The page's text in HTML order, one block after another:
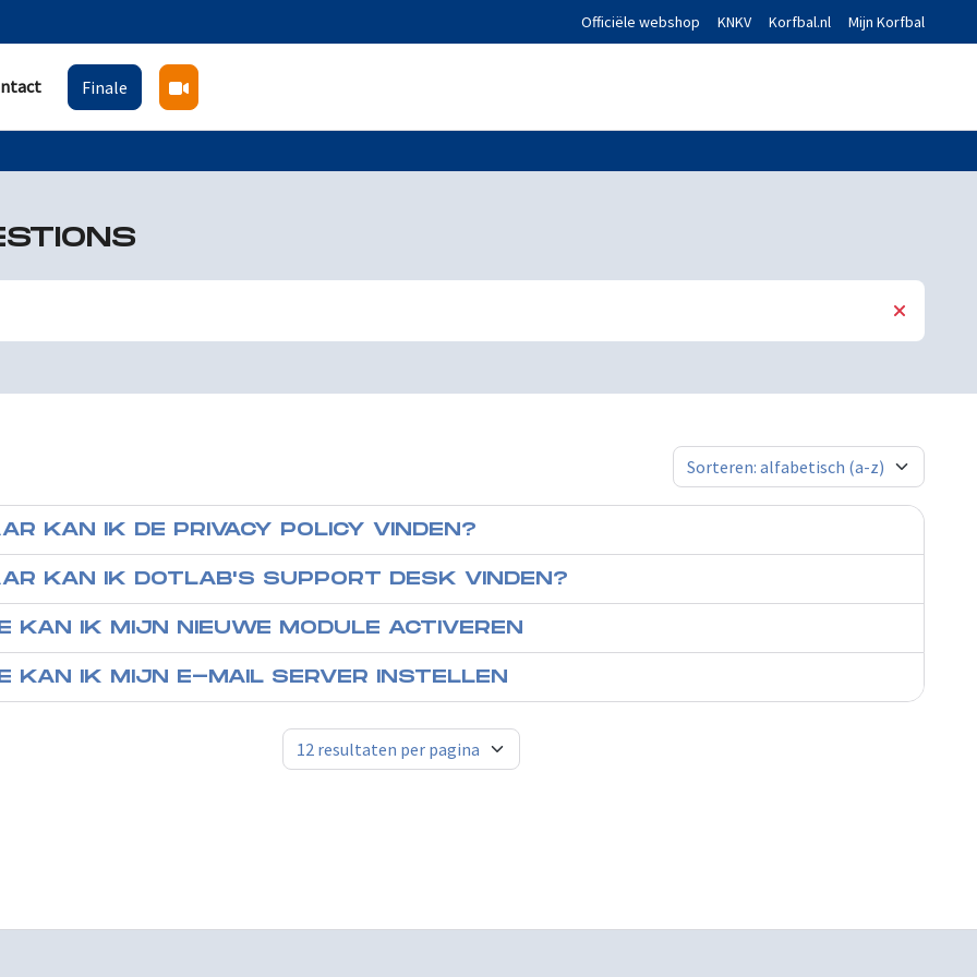
Officiële webshop KNKV Korfbal.nl Mijn Korfbal
Finale
KAN IK DE PRIVACY POLICY VINDEN?
KAN IK DOTLAB'S SUPPORT DESK VINDEN?
KAN IK MIJN NIEUWE MODULE ACTIVEREN
KAN IK MIJN E-MAIL SERVER INSTELLEN